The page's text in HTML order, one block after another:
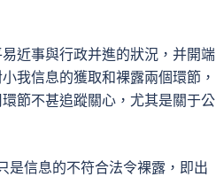
近事與行政并進的狀況，并開端
我信息的獲取和裸露兩個環節，
節不甚追蹤關心，尤其是關于公
是信息的不符合法令裸露，即出